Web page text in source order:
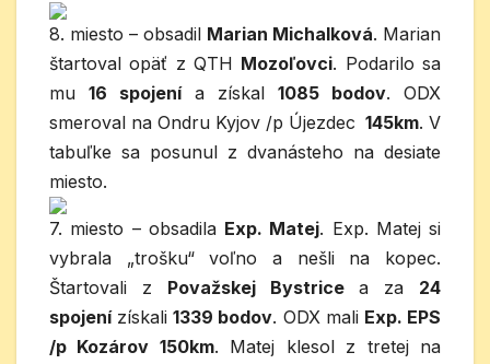
8. miesto – obsadil Marian Michalková. Marian
štartoval opäť z QTH Mozoľovci. Podarilo sa
mu 16 spojenía získal 1085 bodov. ODX
smeroval na Ondru Kyjov /p Újezdec 145km. V
tabuľke sa posunul z dvanásteho na desiate
miesto.
7. miesto – obsadila Exp. Matej. Exp. Matej si
vybrala „trošku“ voľno a nešli na kopec.
Štartovali z Považskej Bystricea za 24
spojenízískali1339 bodov. ODX mali Exp. EPS
/p Kozárov 150km. Matej klesol z tretej na